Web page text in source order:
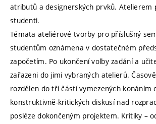
atributů a designerských prvků. Atelierem
studenti.
Témata ateliérové tvorby pro příslušný
studentům oznámena v dostatečném
započetím. Po ukončení volby zadání a
zařazeni do jimi vybraných atelierů.
rozdělen do tří částí vymezených konáním
konstruktivně-kritických diskusí nad
posléze dokončeným projektem. Kritiky –